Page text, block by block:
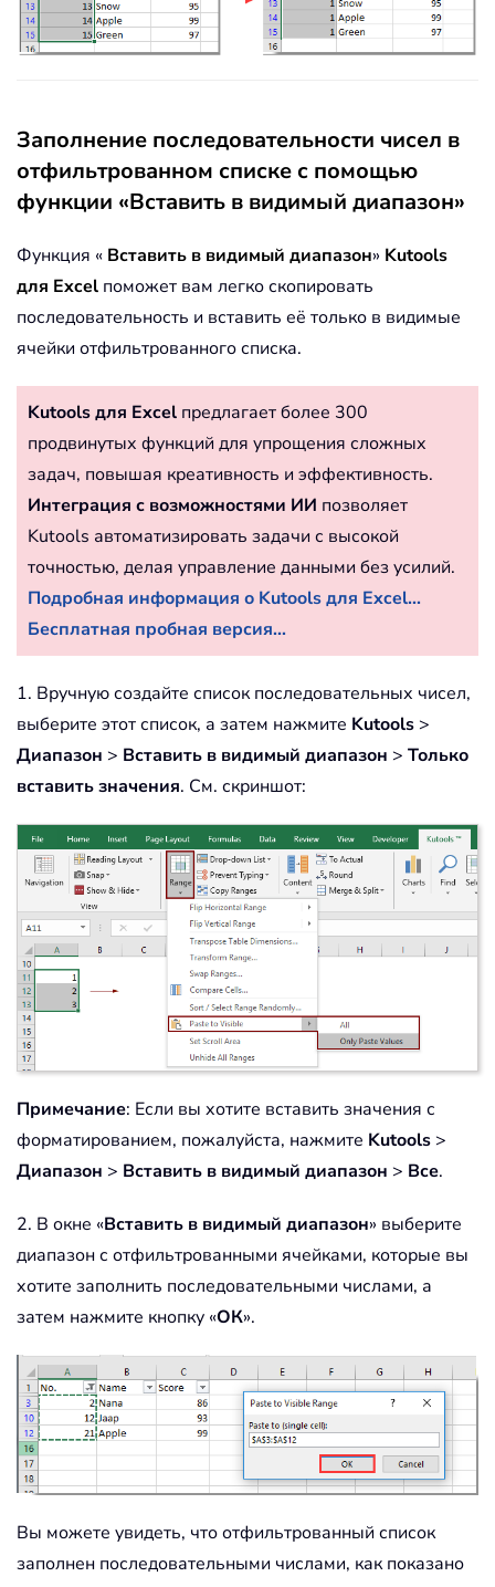
Заполнение последовательности чисел в
отфильтрованном списке с помощью
функции «Вставить в видимый диапазон»
Функция « Вставить в видимый диапазон» Kutools
для Excel поможет вам легко скопировать
последовательность и вставить её только в видимые
ячейки отфильтрованного списка.
Kutools для Excel предлагает более 300
продвинутых функций для упрощения сложных
задач, повышая креативность и эффективность.
Интеграция с возможностями ИИ позволяет
Kutools автоматизировать задачи с высокой
точностью, делая управление данными без усилий.
Подробная информация о Kutools для Excel...
Бесплатная пробная версия...
1. Вручную создайте список последовательных чисел,
выберите этот список, а затем нажмите Kutools >
Диапазон > Вставить в видимый диапазон > Только
вставить значения. См. скриншот:
Примечание: Если вы хотите вставить значения с
форматированием, пожалуйста, нажмите Kutools >
Диапазон > Вставить в видимый диапазон > Все.
2. В окне «Вставить в видимый диапазон» выберите
диапазон с отфильтрованными ячейками, которые вы
хотите заполнить последовательными числами, а
затем нажмите кнопку «ОК».
Вы можете увидеть, что отфильтрованный список
заполнен последовательными числами, как показано